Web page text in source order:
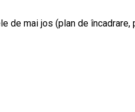
mai jos (plan de